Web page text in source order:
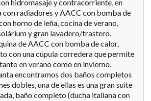
hidromasaje y contracorriente, en
con radiadores y AACC con bomba de
horno de leña, cocina de verano,
y gran lavadero/trastero.
de AACC con bomba de calor,
con una cúpula corredera que permite
en verano como en invierno.
encontramos dos baños completos
dobles, una de ellas es una gran suite
baño completo (ducha italiana con